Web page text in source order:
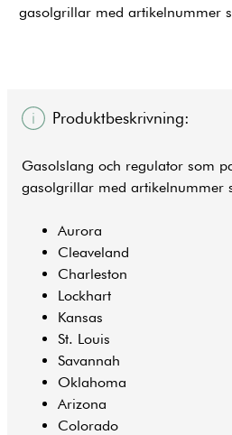
gasolgrillar med artikelnummer
Produktbeskrivning:
Gasolslang och regulator som
gasolgrillar med artikelnummer
Aurora
Cleaveland
Charleston
Lockhart
Kansas
St. Louis
Savannah
Oklahoma
Arizona
Colorado